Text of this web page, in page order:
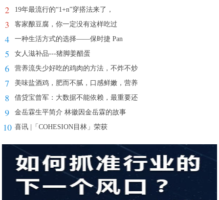
2 19年最流行的“1+n”穿搭法来了，
3 客家酿豆腐，你一定没有这样吃过
4 一种生活方式的选择——保时捷 Pan
5 女人滋补品---猪脚姜醋蛋
6 营养流失少好吃的鸡肉的方法，不炸不炒
7 美味盐酒鸡，肥而不腻，口感鲜嫩，营养
8 借贷宝曾军：大数据不能依赖，最重要还
9 金岳霖生平简介 林徽因金岳霖的故事
10 喜讯 |「COHESION目林」荣获